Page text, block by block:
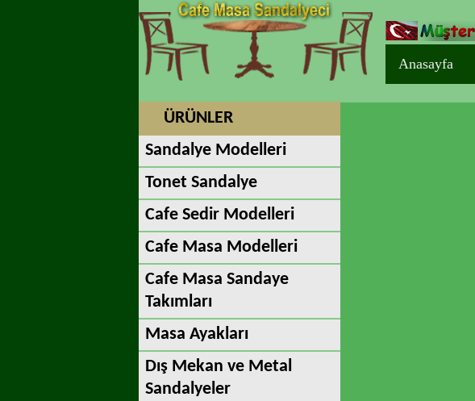
Anasayfa
ÜRÜNLER
Sandalye Modelleri
Tonet Sandalye
Cafe Sedir Modelleri
Cafe Masa Modelleri
Cafe Masa Sandaye
Takımları
Masa Ayakları
Dış Mekan ve Metal
Sandalyeler